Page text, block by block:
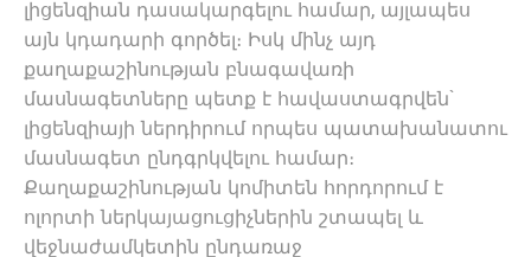
լիցենզիան դասակարգելու համար, այլապես
այն կդադարի գործել։ Իսկ մինչ այդ
քաղաքաշինության բնագավառի
մասնագետները պետք է հավաստագրվեն`
լիցենզիայի ներդիրում որպես պատախանատու
մասնագետ ընդգրկվելու համար։
Քաղաքաշինության կոմիտեն հորդորում է
ոլորտի ներկայացուցիչներին շտապել և
վեջնաժամկետին ընդառաջ